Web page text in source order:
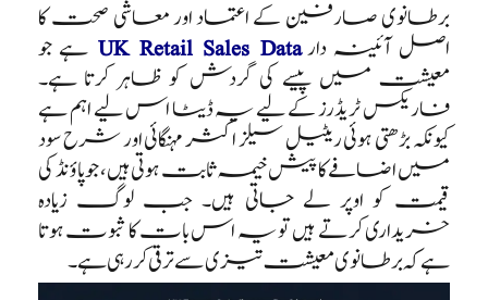
برطانوی صارفین کے اعتماد اور معاشی صحت کا
اصل آئینہ دارUK Retail Sales Data ہے جو
معیشت میں پیسے کی گردش کو ظاہر کرتا ہے۔
فاریکس ٹریڈرز کے لیے یہ ڈیٹا اس لیے اہم ہے
کیونکہ بڑھتی ہوئی ریٹیل سیلز اکثر مہنگائی اور شرح سود
میں اضافے کا پیش خیمہ ثابت ہوتی ہیں، جو پاؤنڈ کی
قیمت کو اوپر لے جاتی ہیں۔ جب لوگ زیادہ
خریداری کرتے ہیں تو یہ اس بات کا ثبوت ہوتا
ہے کہ برطانوی معیشت تیزی سے ترقی کر رہی ہے۔